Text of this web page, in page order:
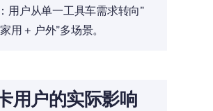
用户从单一工具车需求转向”
用 + 户外”多场景。
用户的实际影响